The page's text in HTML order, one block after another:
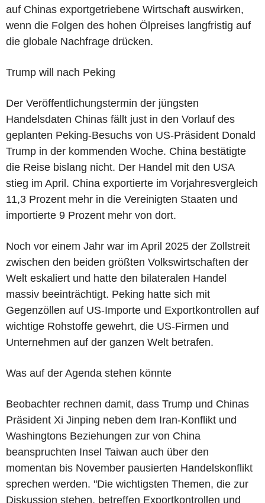
auf Chinas exportgetriebene Wirtschaft auswirken,
wenn die Folgen des hohen Ölpreises langfristig auf
die globale Nachfrage drücken.
Trump will nach Peking
Der Veröffentlichungstermin der jüngsten
Handelsdaten Chinas fällt just in den Vorlauf des
geplanten Peking-Besuchs von US-Präsident Donald
Trump in der kommenden Woche. China bestätigte
die Reise bislang nicht. Der Handel mit den USA
stieg im April. China exportierte im Vorjahresvergleich
11,3 Prozent mehr in die Vereinigten Staaten und
importierte 9 Prozent mehr von dort.
Noch vor einem Jahr war im April 2025 der Zollstreit
zwischen den beiden größten Volkswirtschaften der
Welt eskaliert und hatte den bilateralen Handel
massiv beeinträchtigt. Peking hatte sich mit
Gegenzöllen auf US-Importe und Exportkontrollen auf
wichtige Rohstoffe gewehrt, die US-Firmen und
Unternehmen auf der ganzen Welt betrafen.
Was auf der Agenda stehen könnte
Beobachter rechnen damit, dass Trump und Chinas
Präsident Xi Jinping neben dem Iran-Konflikt und
Washingtons Beziehungen zur von China
beanspruchten Insel Taiwan auch über den
momentan bis November pausierten Handelskonflikt
sprechen werden. "Die wichtigsten Themen, die zur
Diskussion stehen, betreffen Exportkontrollen und